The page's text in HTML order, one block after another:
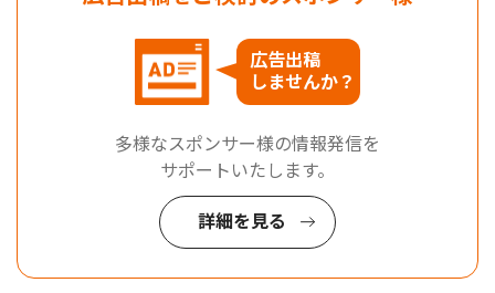
広告出稿
しませんか？
多様なスポンサー様の情報発信を
サポートいたします。
詳細を見る